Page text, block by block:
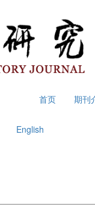
首页 期刊
English